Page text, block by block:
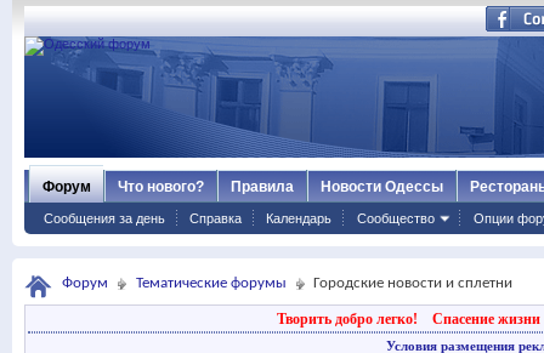
Форум
Сообщения за день Справка Календарь Сообщество Опции
Что нового? Правила Новости Одессы
Форум Тематические форумы Городские новости и сплетни
Творить добро легко! Спасение жизни
Условия размещения